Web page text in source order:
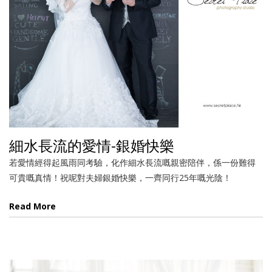
細水長流的愛情-銀婚快樂
若愛情經得起風雨同考驗，化作細水長流嘅親密陪伴，係一份難得
可貴嘅真情！祝呢對夫婦銀婚快樂，一齊同行25年嘅光陰！
Read More